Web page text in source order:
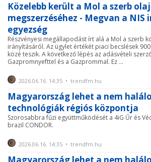
Közelebb került a Mol a szerb
megszerzéséhez - Megvan a
egyezség
Részvényesi megállapodást írt alá a Mol a szerb
irányításáról. Az ügylet értékét piaci becslések
közé teszik. A következő lépés az adásvételi
Gazpromnyefttel és a Gazprommal. Ez ...
2026.06.16. 14:35 • trendfm.hu
Magyarország lehet a nem
technológiák régiós központja
Szorosabbra fűzi együttműködését a 4iG Űr és
brazil CONDOR.
2026.06.16. 14:35 • trendfm.hu